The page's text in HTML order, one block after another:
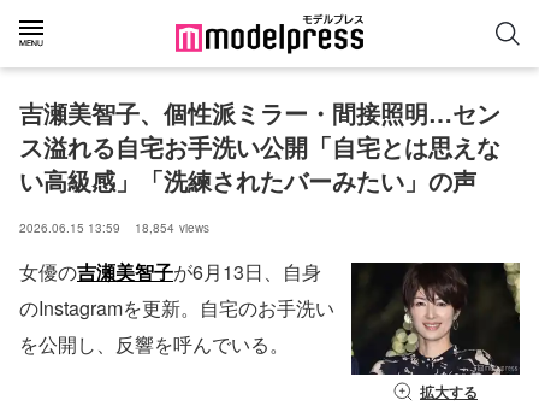
吉瀬美智子、個性派ミラー・間接照明…セン
ス溢れる自宅お手洗い公開「自宅とは思えな
い高級感」「洗練されたバーみたい」の声
2026.06.15 13:59 18,854 views
拡大する
女優の吉瀬美智子が6月13日、自身
のInstagramを更新。自宅のお手洗い
を公開し、反響を呼んでいる。